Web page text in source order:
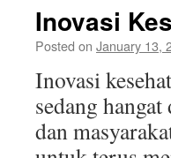
Inovasi
Posted on January 13,
Inovasi
sedang
dan